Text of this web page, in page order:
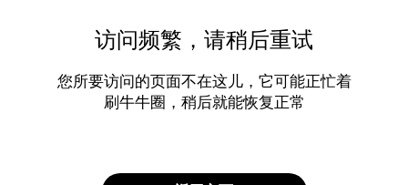
访问频繁，请稍后重试
您所要访问的页面不在这儿，它可能正忙着
刷牛牛圈，稍后就能恢复正常